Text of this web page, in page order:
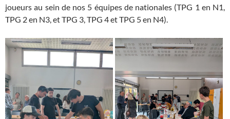
joueurs au sein de nos 5 équipes de nationales (TPG 1 en N1,
TPG 2 en N3, et TPG 3, TPG 4 et TPG 5 en N4).